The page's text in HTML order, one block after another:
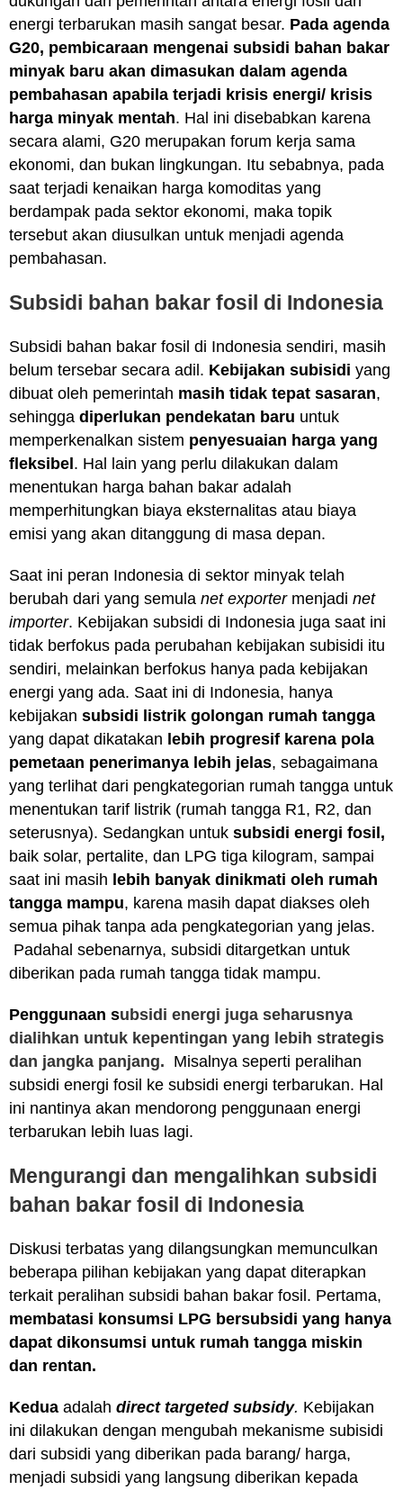
energi terbarukan masih sangat besar. Pada agenda
G20, pembicaraan mengenai subsidi bahan bakar
minyak baru akan dimasukan dalam agenda
pembahasan apabila terjadi krisis energi/ krisis
harga minyak mentah. Hal ini disebabkan karena
secara alami, G20 merupakan forum kerja sama
ekonomi, dan bukan lingkungan. Itu sebabnya, pada
saat terjadi kenaikan harga komoditas yang
berdampak pada sektor ekonomi, maka topik
tersebut akan diusulkan untuk menjadi agenda
pembahasan.
Subsidi bahan bakar fosil di Indonesia
Subsidi bahan bakar fosil di Indonesia sendiri, masih
belum tersebar secara adil. Kebijakan subisidi yang
dibuat oleh pemerintah masih tidak tepat sasaran,
sehingga diperlukan pendekatan baru untuk
memperkenalkan sistem penyesuaian harga yang
fleksibel . Hal lain yang perlu dilakukan dalam
menentukan harga bahan bakar adalah
memperhitungkan biaya eksternalitas atau biaya
emisi yang akan ditanggung di masa depan.
Saat ini peran Indonesia di sektor minyak telah
berubah dari yang semula net exportermenjadi net
importer. Kebijakan subsidi di Indonesia juga saat ini
tidak berfokus pada perubahan kebijakan subisidi itu
sendiri, melainkan berfokus hanya pada kebijakan
energi yang ada. Saat ini di Indonesia, hanya
kebijakan subsidi listrik golongan rumah tangga
yang dapat dikatakan lebih progresif karena pola
pemetaan penerimanya lebih jelas, sebagaimana
yang terlihat dari pengkategorian rumah tangga untuk
menentukan tarif listrik (rumah tangga R1, R2, dan
seterusnya). Sedangkan untuk subsidi energi fosil,
baik solar, pertalite, dan LPG tiga kilogram, sampai
saat ini masih lebih banyak dinikmati oleh rumah
tangga mampu, karena masih dapat diakses oleh
semua pihak tanpa ada pengkategorian yang jelas.
Padahal sebenarnya, subsidi ditargetkan untuk
diberikan pada rumah tangga tidak mampu.
Penggunaan subsidi energi juga seharusnya
dialihkan untuk kepentingan yang lebih strategis
dan jangka panjang. Misalnya seperti peralihan
subsidi energi fosil ke subsidi energi terbarukan. Hal
ini nantinya akan mendorong penggunaan energi
terbarukan lebih luas lagi.
Mengurangi dan mengalihkan subsidi
bahan bakar fosil di Indonesia
Diskusi terbatas yang dilangsungkan memunculkan
beberapa pilihan kebijakan yang dapat diterapkan
terkait peralihan subsidi bahan bakar fosil. Pertama,
membatasi konsumsi LPG bersubsidi yang hanya
dapat dikonsumsi untuk rumah tangga miskin
dan rentan.
Kedua adalah direct targeted subsidy. Kebijakan
ini dilakukan dengan mengubah mekanisme subisidi
dari subsidi yang diberikan pada barang/ harga,
menjadi subsidi yang langsung diberikan kepada